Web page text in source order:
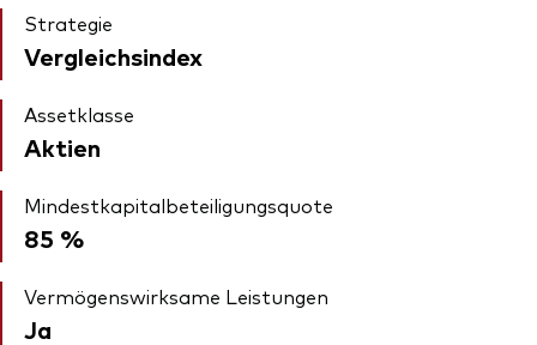
Strategie
Vergleichsindex
Assetklasse
Aktien
Mindestkapitalbeteiligungsquote
85 %
Vermögenswirksame Leistungen
Ja